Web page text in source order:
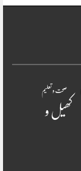
صحت و تعلیم
کھیل و